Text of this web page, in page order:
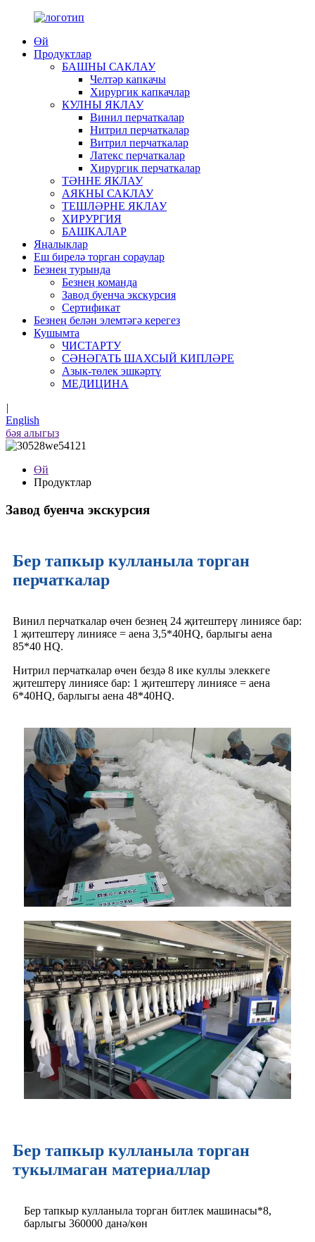
Өй
Продуктлар
БАШНЫ САКЛАУ
Челтәр капкачы
Хирургик капкачлар
КУЛНЫ ЯКЛАУ
Винил перчаткалар
Нитрил перчаткалар
Витрил перчаткалар
Латекс перчаткалар
Хирургик перчаткалар
ТӘННЕ ЯКЛАУ
АЯКНЫ САКЛАУ
ТЕШЛӘРНЕ ЯКЛАУ
ХИРУРГИЯ
БАШКАЛАР
Яңалыклар
Еш бирелә торган сораулар
Безнең турында
Безнең команда
Завод буенча экскурсия
Сертификат
Безнең белән элемтәгә керегез
Кушымта
ЧИСТАРТУ
СӘНӘГАТЬ ШАХСЫЙ КИПЛӘРЕ
Азык-төлек эшкәртү
МЕДИЦИНА
|
English
бәя алыгыз
Өй
Продуктлар
Завод буенча экскурсия
Бер тапкыр кулланыла торган
перчаткалар
Винил перчаткалар өчен безнең 24 җитештерү линиясе бар:
1 җитештерү линиясе = аена 3,5*40HQ, барлыгы аена
85*40 HQ.
Нитрил перчаткалар өчен бездә 8 ике куллы элеккеге
җитештерү линиясе бар: 1 җитештерү линиясе = аена
6*40HQ, барлыгы аена 48*40HQ.
Бер тапкыр кулланыла торган
тукылмаган материаллар
Бер тапкыр кулланыла торган битлек машинасы*8,
барлыгы 360000 данә/көн